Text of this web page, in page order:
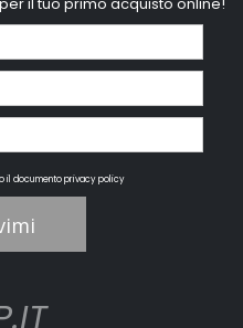
il tuo primo acquisto online!
il documentoprivacy policy